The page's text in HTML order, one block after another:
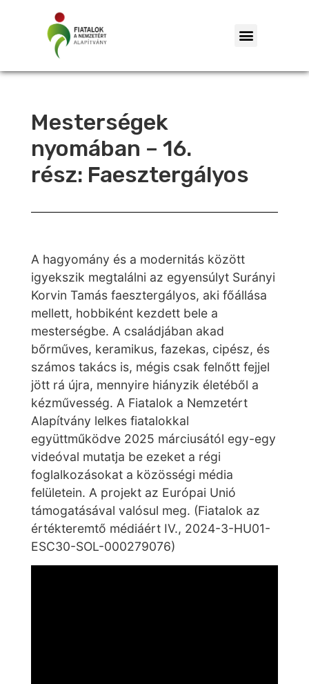
Mesterségek
nyomában – 16.
rész: Faesztergályos
A hagyomány és a modernitás között
igyekszik megtalálni az egyensúlyt Surányi
Korvin Tamás faesztergályos, aki főállása
mellett, hobbiként kezdett bele a
mesterségbe. A családjában akad
bőrműves, keramikus, fazekas, cipész, és
számos takács is, mégis csak felnőtt fejjel
jött rá újra, mennyire hiányzik életéből a
kézművesség. A Fiatalok a Nemzetért
Alapítvány lelkes fiatalokkal
együttműködve 2025 márciusától egy-egy
videóval mutatja be ezeket a régi
foglalkozásokat a közösségi média
felületein. A projekt az Európai Unió
támogatásával valósul meg. (Fiatalok az
értékteremtő médiáért IV., 2024-3-HU01-
ESC30-SOL-000279076)